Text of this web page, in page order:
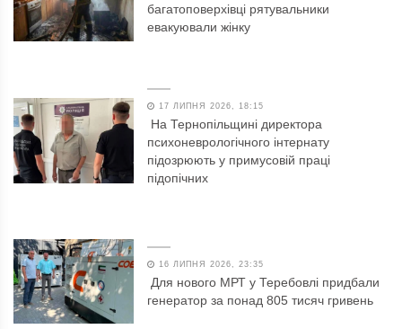
багатоповерхівці рятувальники
евакуювали жінку
17 ЛИПНЯ 2026, 18:15
На Тернопільщині директора
психоневрологічного інтернату
підозрюють у примусовій праці
підопічних
16 ЛИПНЯ 2026, 23:35
Для нового МРТ у Теребовлі придбали
генератор за понад 805 тисяч гривень